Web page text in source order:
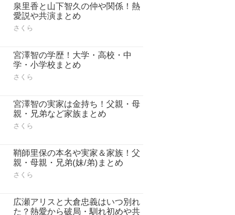
菅野美穂の若い頃＆身長や体重！
ダイエット方法・かわいい画像ま
とめ
泉里香の若い頃！学歴(高校/大学)
や昔の経歴まとめ
さくら
泉里香の実家は金持ち？父親・母
親・兄弟など家族まとめ
さくら
泉里香と山下智久の仲や関係！熱
愛説や共演まとめ
さくら
宮澤智の学歴！大学・高校・中